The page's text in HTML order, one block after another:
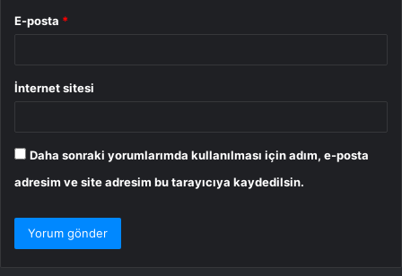
E-posta *
İnternet sitesi
Daha sonraki yorumlarımda kullanılması için adım, e-posta
adresim ve site adresim bu tarayıcıya kaydedilsin.